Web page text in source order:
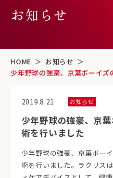
お知らせ
HOME
お知らせ
少年野球の強豪、京葉ボーイズ
2019.8.21 お知らせ
少年野球の強豪、京
術を行いました
少年野球の強豪、京葉ボー
術を行いました。ラクリス